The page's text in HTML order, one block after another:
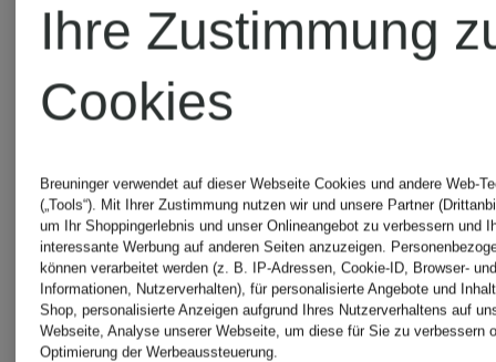
67,99 €
Ihre Zustimmung
Cookies
Breuninger verwendet auf dieser Webseite Cookies und andere Web-
(„Tools“). Mit Ihrer Zustimmung nutzen wir und unsere Partner
um Ihr Shoppingerlebnis und unser Onlineangebot zu verbessern und
interessante Werbung auf anderen Seiten anzuzeigen.
können verarbeitet werden (z. B. IP-Adressen, Cookie-ID, Browser-
Informationen, Nutzerverhalten), für personalisierte Angebote und
Shop, personalisierte Anzeigen aufgrund Ihres Nutzerverhaltens auf
Webseite, Analyse unserer Webseite, um diese für Sie zu verbessern
Optimierung der Werbeaussteuerung.